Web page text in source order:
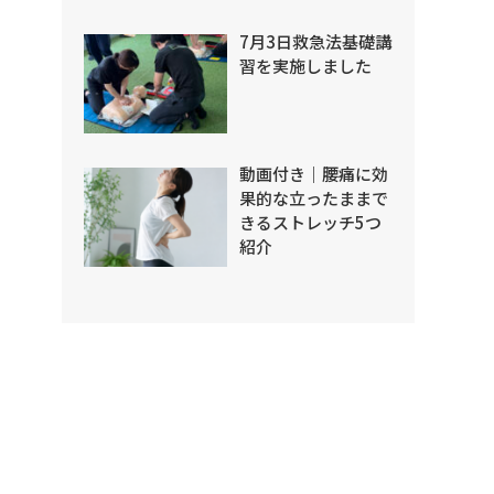
7月3日救急法基礎講
習を実施しました
動画付き｜腰痛に効
果的な立ったままで
きるストレッチ5つ
紹介